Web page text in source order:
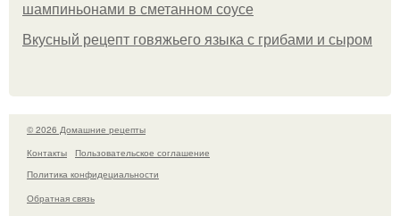
шампиньонами в сметанном соусе
Вкусный рецепт говяжьего языка с грибами и сыром
© 2026 Домашние рецепты
Контакты
Пользовательское соглашение
Политика конфидециальности
Обратная связь